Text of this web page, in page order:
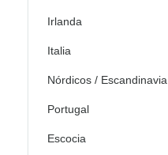
Irlanda
Italia
Nórdicos / Escandinavia
Portugal
Escocia